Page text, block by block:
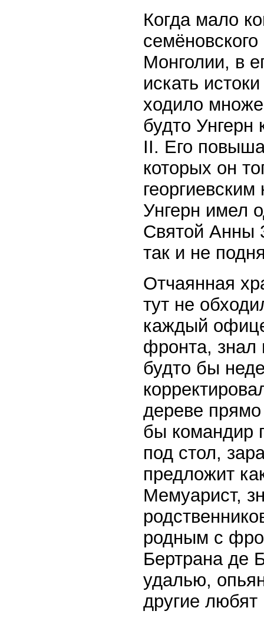
Когда мало
Монголии, в
искать
ходило
будто
II. Его
которых он
Унгерн имел
Святой Анны
так и не
Отчаянная
тут не
каждый
фронта, знал
будто бы
дереве
бы командир
под стол,
предложит
Мемуарист,
родным с
Бертрана де
удалью,
другие